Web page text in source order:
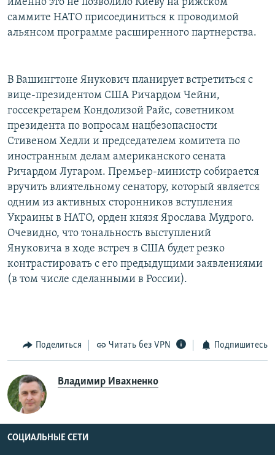
именно это не позволило Киеву на рижском
саммите НАТО присоединиться к проводимой
альянсом программе расширенного партнерства.
В Вашингтоне Янукович планирует встретиться с
вице-президентом США Ричардом Чейни,
госсекретарем Кондолизой Райс, советником
президента по вопросам нацбезопасности
Стивеном Хедли и председателем комитета по
иностранным делам американского сената
Ричардом Лугаром. Премьер-министр собирается
вручить влиятельному сенатору, который является
одним из активных сторонников вступления
Украины в НАТО, орден князя Ярослава Мудрого.
Очевидно, что тональность выступлений
Януковича в ходе встреч в США будет резко
контрастировать с его предыдущими заявлениями
(в том числе сделанными в России).
Поделиться Читать без VPN Подпишитесь
Владимир Ивахненко
СОЦИАЛЬНЫЕ СЕТИ